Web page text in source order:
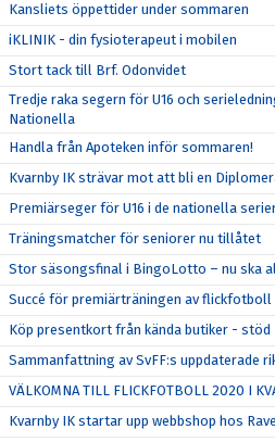
Kansliets öppettider under sommaren
iKLINIK - din fysioterapeut i mobilen
Stort tack till Brf. Odonvidet
Tredje raka segern för U16 och
Nationella
Handla från Apoteken inför sommaren!
Kvarnby IK strävar mot att bli en
Premiärseger för U16 i de nationella
Träningsmatcher för seniorer nu tillåtet
Stor säsongsfinal i BingoLotto – nu ska
Succé för premiärträningen av flickfotboll
Köp presentkort från kända butiker - stöd
Sammanfattning av SvFF:s uppdaterade
VÄLKOMNA TILL FLICKFOTBOLL 2020 I
Kvarnby IK startar upp webbshop hos